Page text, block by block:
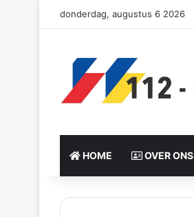
donderdag, augustus 6 2026
HOME OVER ONS